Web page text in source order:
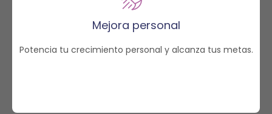
Mejora personal
Potencia tu crecimiento personal y alcanza tus metas.